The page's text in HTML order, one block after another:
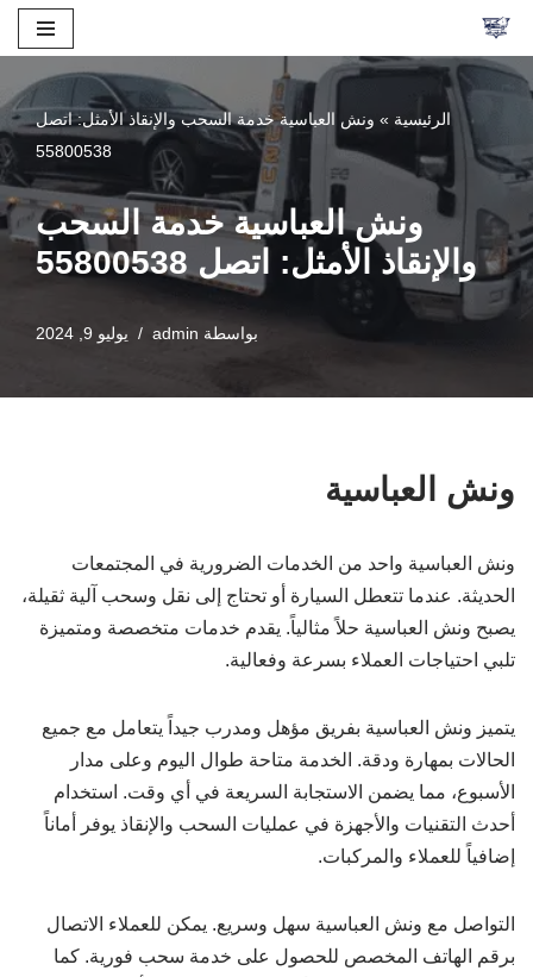
تخطى
المحتوى
الرئيسية » ونش العباسية خدمة السحب والإنقاذ الأمثل: اتصل
55800538
ونش العباسية خدمة السحب
والإنقاذ الأمثل: اتصل 55800538
بواسطة admin يوليو 9, 2024
ونش العباسية
ونش العباسية واحد من الخدمات الضرورية في المجتمعات
الحديثة. عندما تتعطل السيارة أو تحتاج إلى نقل وسحب آلية ثقيلة،
يصبح ونش العباسية حلاً مثالياً. يقدم خدمات متخصصة ومتميزة
تلبي احتياجات العملاء بسرعة وفعالية.
يتميز ونش العباسية بفريق مؤهل ومدرب جيداً يتعامل مع جميع
الحالات بمهارة ودقة. الخدمة متاحة طوال اليوم وعلى مدار
الأسبوع، مما يضمن الاستجابة السريعة في أي وقت. استخدام
أحدث التقنيات والأجهزة في عمليات السحب والإنقاذ يوفر أماناً
إضافياً للعملاء والمركبات.
التواصل مع ونش العباسية سهل وسريع. يمكن للعملاء الاتصال
برقم الهاتف المخصص للحصول على خدمة سحب فورية. كما